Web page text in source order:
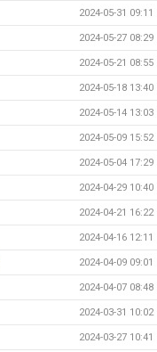
2024-05-31 09:11
2024-05-27 08:29
2024-05-21 08:55
2024-05-18 13:40
2024-05-14 13:03
2024-05-09 15:52
2024-05-04 17:29
2024-04-29 10:40
2024-04-21 16:22
2024-04-16 12:11
2024-04-09 09:01
2024-04-07 08:48
2024-03-31 10:02
2024-03-27 10:41